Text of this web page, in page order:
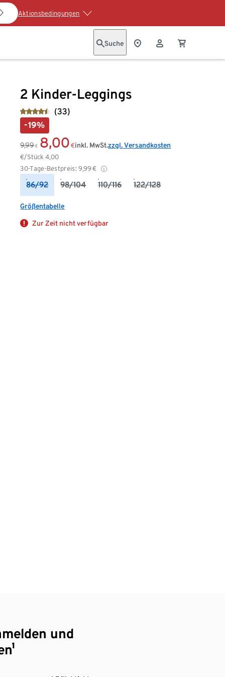
Aktionsbedingungen
Suche
2 Kinder-Leggings
(33)
-19%
9,99 € 8,00 €
€/Stück4,00
30-Tage-Bestpreis: 9,99€
inkl. MwSt.zzgl. Versandkosten
86/92 98/104 110/116 122/128
Größentabelle
Zur Zeit nicht verfügbar
und